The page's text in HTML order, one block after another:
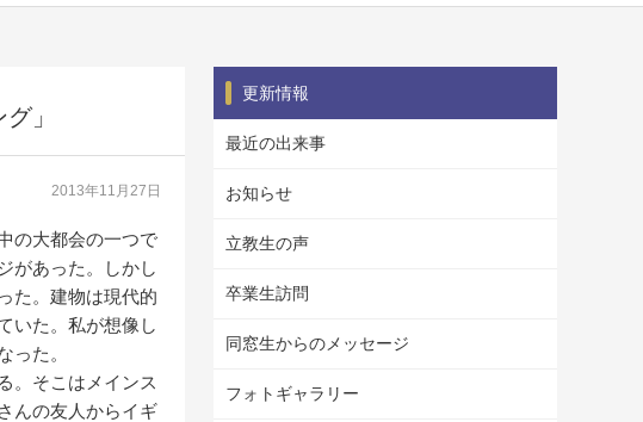
」
2013年11月27日
の大都会の一つで
があった。しかし
た。建物は現代的
いた。私が想像し
った。
。そこはメインス
んの友人からイギ
更新情報
最近の出来事
お知らせ
立教生の声
卒業生訪問
同窓生からのメッセージ
フォトギャラリー